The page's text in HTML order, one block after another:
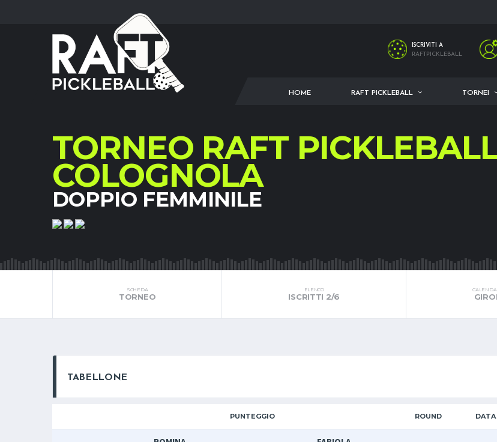
ISCRIVITI A
RAFTPICKLEBALL
HOME RAFT PICKLEBALL TORNEI
TORNEO RAFT
COLOGNOLA
DOPPIO FEMMINILE
SCHEDA
TORNEO
ELENCO
ISCRITTI 2/6
TABELLONE
PUNTEGGIO ROUND DATA